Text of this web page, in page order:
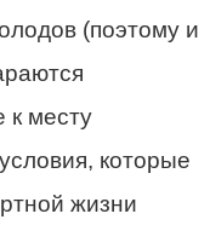
(поэтому и
к месту
которые
жизни